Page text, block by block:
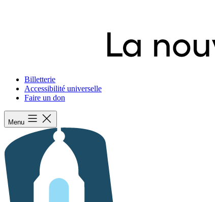
Billetterie
Accessibilité universelle
Faire un don
Menu